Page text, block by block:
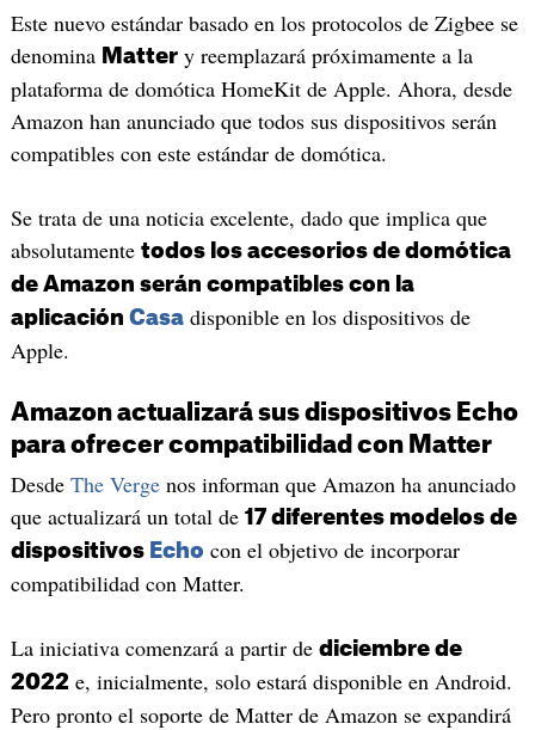
Este nuevo estándar basado en los protocolos de Zigbee se
denomina Mattery reemplazará próximamente a la
plataforma de domótica HomeKit de Apple. Ahora, desde
Amazon han anunciado que todos sus dispositivos serán
compatibles con este estándar de domótica.
Se trata de una noticia excelente, dado que implica que
absolutamente todos los accesorios de domótica
de Amazon serán compatibles con la
aplicación Casadisponible en los dispositivos de
Apple.
Amazon actualizará sus dispositivos Echo
para ofrecer compatibilidad con Matter
Desde The Vergenos informan que Amazon ha anunciado
que actualizará un total de 17 diferentes modelos de
dispositivos Echo con el objetivo de incorporar
compatibilidad con Matter.
La iniciativa comenzará a partir de diciembre de
2022 e, inicialmente, solo estará disponible en Android.
Pero pronto el soporte de Matter de Amazon se expandirá